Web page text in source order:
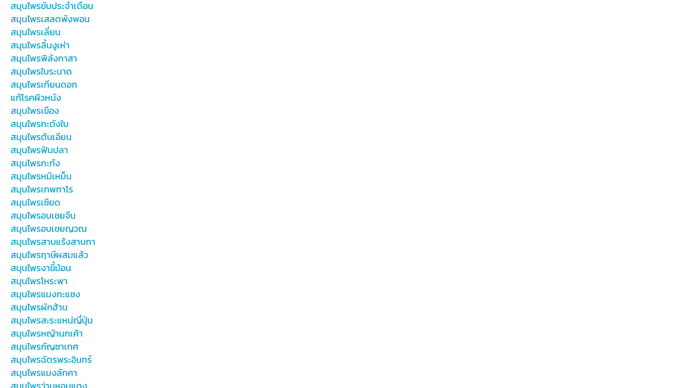
สมุนไพรขับประจำเดือน
สมุนไพรเสลดพังพอน
สมุนไพรเลี่ยน
สมุนไพรลิ้นงูเห่า
สมุนไพรพิลังกาสา
สมุนไพรใบระนาด
สมุนไพรเทียนดอก
แก้โรคผิวหนัง
สมุนไพรเขือง
สมุนไพรกะตังใบ
สมุนไพรต้นเอียน
สมุนไพรฟันปลา
สมุนไพรกะทัง
สมุนไพรหมีเหม็น
สมุนไพรเทพทาโร
สมุนไพรเชียด
สมุนไพรอบเชยจีน
สมุนไพรอบเชยญวณ
สมุนไพรสาบแร้งสาบกา
สมุนไพรฤาษีผสมแล้ว
สมุนไพรงาขี้ม้อน
สมุนไพรโหระพา
สมุนไพรแมงกะแซง
สมุนไพรผักฮ้าน
สมุนไพรสะระแหน่ญี่ปุ่น
สมุนไพรหญ้านกเค้า
สมุนไพรกัญชาเทศ
สมุนไพรฉัตรพระอินทร์
สมุนไพรแมงลักคา